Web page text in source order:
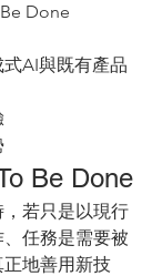
Done
AI與既有產品
Be Done
若只是以現行
任務是需要被
地善用新技